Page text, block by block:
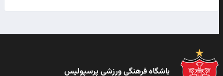
باشگاه فرهنگی ورزشی پرسپولیس